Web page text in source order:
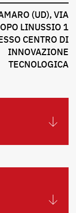
(UD), VIA
LINUSSIO 1
CENTRO DI
INNOVAZIONE
TECNOLOGICA